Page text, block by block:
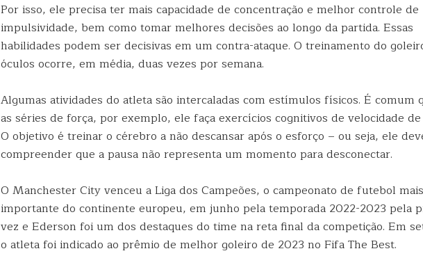
Por isso, ele precisa ter mais capacidade de concentração e melhor controle de
impulsividade, bem como tomar melhores decisões ao longo da partida. Essas
habilidades podem ser decisivas em um contra-ataque. O treinamento do
óculos ocorre, em média, duas vezes por semana.
Algumas atividades do atleta são intercaladas com estímulos físicos. É comum
as séries de força, por exemplo, ele faça exercícios cognitivos de velocidade de
O objetivo é treinar o cérebro a não descansar após o esforço – ou seja, ele
compreender que a pausa não representa um momento para desconectar.
O Manchester City venceu a Liga dos Campeões, o campeonato de futebol mais
importante do continente europeu, em junho pela temporada 2022-2023 pela
vez e Ederson foi um dos destaques do time na reta final da competição. Em
o atleta foi indicado ao prêmio de melhor goleiro de 2023 no Fifa The Best.